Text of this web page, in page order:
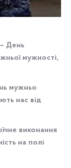
День
мужності,
мужньо
нас від
виконання
на полі